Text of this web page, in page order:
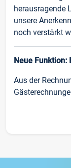
herausragende
unsere
noch verstärkt
Neue Funktion:
Aus der